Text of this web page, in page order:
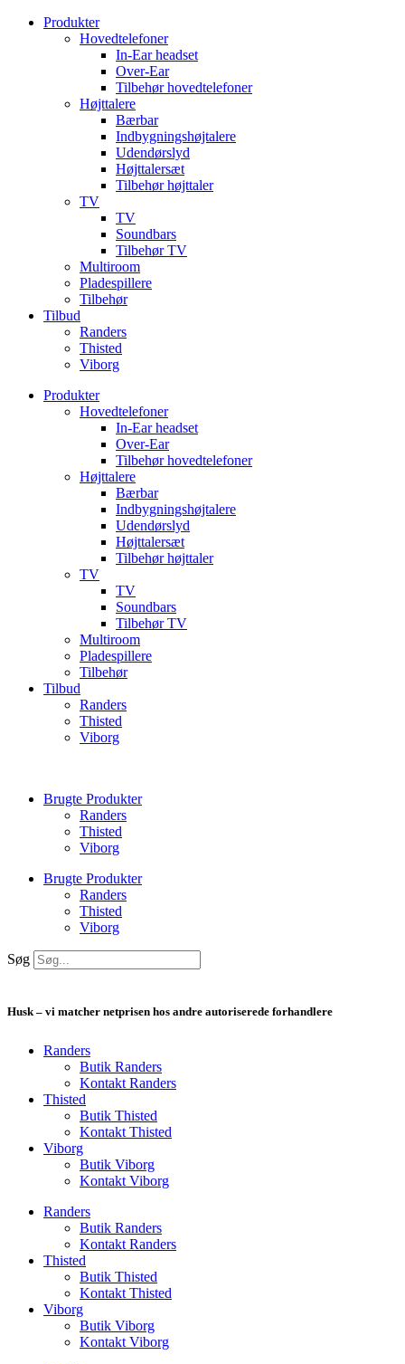
VidereProdukter
Hovedtelefoner
In-Ear headset
Over-Ear
Tilbehør hovedtelefoner
Højttalere
Bærbar
Indbygningshøjtalere
Udendørslyd
Højttalersæt
Tilbehør højttaler
TV
TV
Soundbars
Tilbehør TV
Multiroom
Pladespillere
Tilbehør
Tilbud
Randers
Thisted
Viborg
Produkter
Hovedtelefoner
In-Ear headset
Over-Ear
Tilbehør hovedtelefoner
Højttalere
Bærbar
Indbygningshøjtalere
Udendørslyd
Højttalersæt
Tilbehør højttaler
TV
TV
Soundbars
Tilbehør TV
Multiroom
Pladespillere
Tilbehør
Tilbud
Randers
Thisted
Viborg
Brugte Produkter
Randers
Thisted
Viborg
Brugte Produkter
Randers
Thisted
Viborg
Søg
Husk – vi matcher netprisen hos andre autoriserede forhandlere
Randers
Butik Randers
Kontakt Randers
Thisted
Butik Thisted
Kontakt Thisted
Viborg
Butik Viborg
Kontakt Viborg
Randers
Butik Randers
Kontakt Randers
Thisted
Butik Thisted
Kontakt Thisted
Viborg
Butik Viborg
Kontakt Viborg